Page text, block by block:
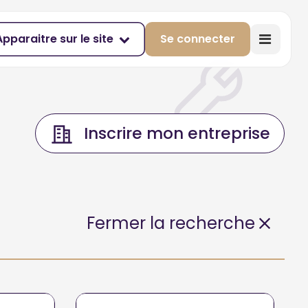
sur le site Se connecter
Inscrire mon entreprise
Fermer la recherche